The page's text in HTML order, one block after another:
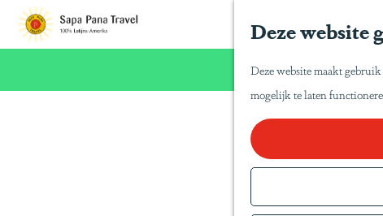
Deze website
Deze website maakt
mogelijk te laten
G
Wij willen u net